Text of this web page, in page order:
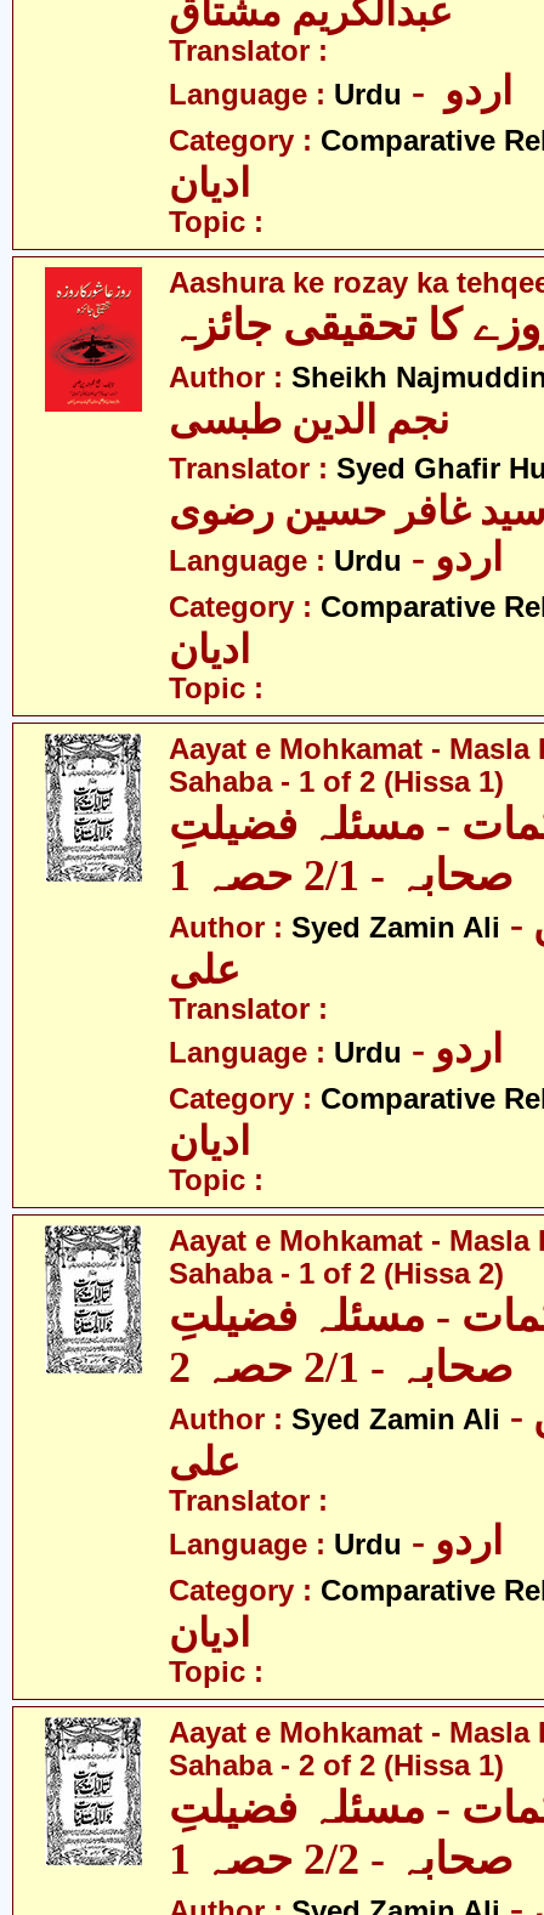
عبدالکریم مشتاق
Translator :
Language : Urdu
Category : Comparative
ادیان
Topic :
Aashura ke rozay ka
کا تحقیقی جائزہ
Author : Sheikh
نجم الدین طبسی
Translator : Syed Ghafir
غافر حسین رضوی
Language : Urdu - اردو
Category : Comparative
ادیان
Topic :
Aayat e Mohkamat - Masla
Sahaba - 1 of 2 (Hissa 1)
- مسئلہ فضیلتِ
صحابہ - 2/1 حصہ 1
Author : Syed Zamin Ali - سید ضامن
علی
Translator :
Language : Urdu - اردو
Category : Comparative
ادیان
Topic :
Aayat e Mohkamat - Masla
Sahaba - 1 of 2 (Hissa 2)
- مسئلہ فضیلتِ
صحابہ - 2/1 حصہ 2
Author : Syed Zamin Ali - سید ضامن
علی
Translator :
Language : Urdu - اردو
Category : Comparative
ادیان
Topic :
Aayat e Mohkamat - Masla
Sahaba - 2 of 2 (Hissa 1)
- مسئلہ فضیلتِ
صحابہ - 2/2 حصہ 1